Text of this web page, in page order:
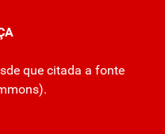
que citada a fonte
).